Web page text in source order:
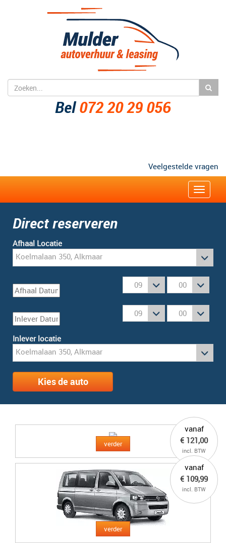
Bel072 20 29 056
Veelgestelde vragen
Toggle
Direct reserveren
Afhaal Locatie
Inlever locatie
Kies de auto
vanaf
€ 121,00
incl. BTW
verder
vanaf
€ 109,99
incl. BTW
verder